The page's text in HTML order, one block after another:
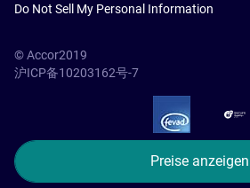
Preise anzeigen
Do Not Sell My Personal Information
© Accor2019
沪ICP备10203162号-7